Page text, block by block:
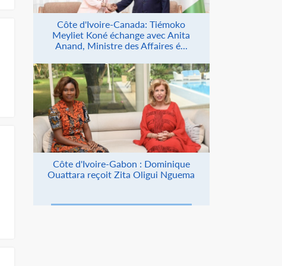
Côte d'Ivoire-Canada: Tiémoko
Meyliet Koné échange avec Anita
Anand, Ministre des Affaires é...
Côte d'Ivoire-Gabon : Dominique
Ouattara reçoit Zita Oligui Nguema